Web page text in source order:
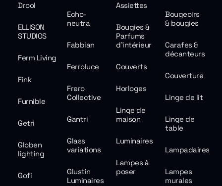
Drool
Echo-
neutra
ELLISON
STUDIOS
Fabbian
Ferm Living
Ferroluce
Fink
Frero
Collective
Furnible
Gantri
Getri
Glass
variations
Globen
lighting
Glustin
Luminaires
Gofi
Assiettes
Bougeoirs
& bougies
Bougies &
Parfums
d'intérieur
Carafes &
décanteurs
Couverts
Couverture
Horloges
Linge de lit
Linge de
maison
Linge de
table
Luminaires
Lampadaires
Lampes à
poser
Lampes
murales